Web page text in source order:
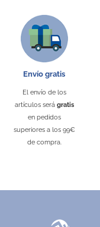
Envío gratis
El envío de los
artículos será gratis
en pedidos
superiores a los 99€
de compra.